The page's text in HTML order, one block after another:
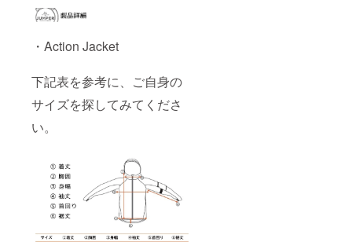
・Action Jacket
下記表を参考に、ご自身の
サイズを探してみてくださ
い。